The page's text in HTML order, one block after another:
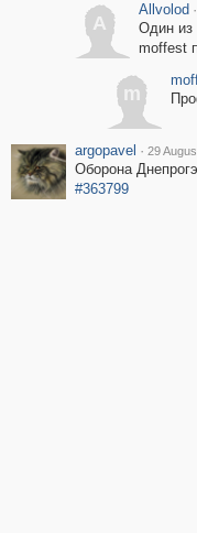
A
Allvolod ·
Один из
moffest
m
argopavel · 29
Оборона
#363799